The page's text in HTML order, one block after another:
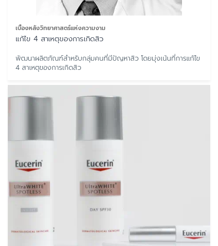
เบื้องหลังวิทยาศาสตร์แห่งความงาม
แก้ไข 4 สาเหตุของการเกิดสิว
พัฒนาผลิตภัณฑ์สำหรับกลุ่มคนที่มีปัญหาสิว โดยมุ่งเน้นที่การแก้ไข
4 สาเหตุของการเกิดสิว